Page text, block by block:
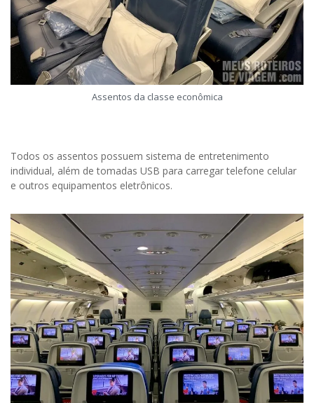
Assentos da classe econômica
Todos os assentos possuem sistema de entretenimento
individual, além de tomadas USB para carregar telefone celular
e outros equipamentos eletrônicos.